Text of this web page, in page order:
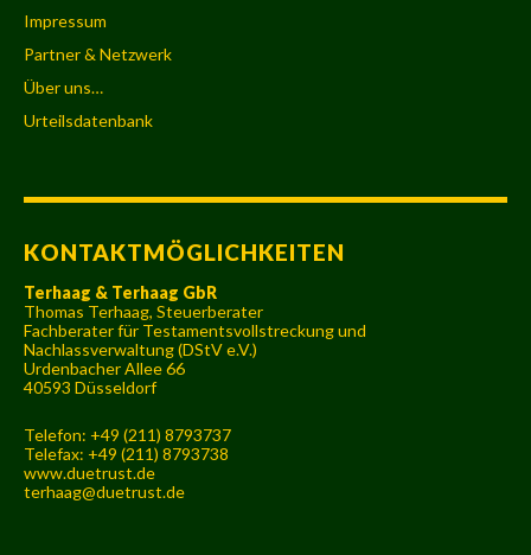
Impressum
Partner & Netzwerk
Über uns…
Urteilsdatenbank
KONTAKTMÖGLICHKEITEN
Terhaag & Terhaag GbR
Thomas Terhaag, Steuerberater
Fachberater für Testamentsvollstreckung und
Nachlassverwaltung (DStV e.V.)
Urdenbacher Allee 66
40593 Düsseldorf
Telefon: +49 (211) 8793737
Telefax: +49 (211) 8793738
www.duetrust.de
terhaag@duetrust.de